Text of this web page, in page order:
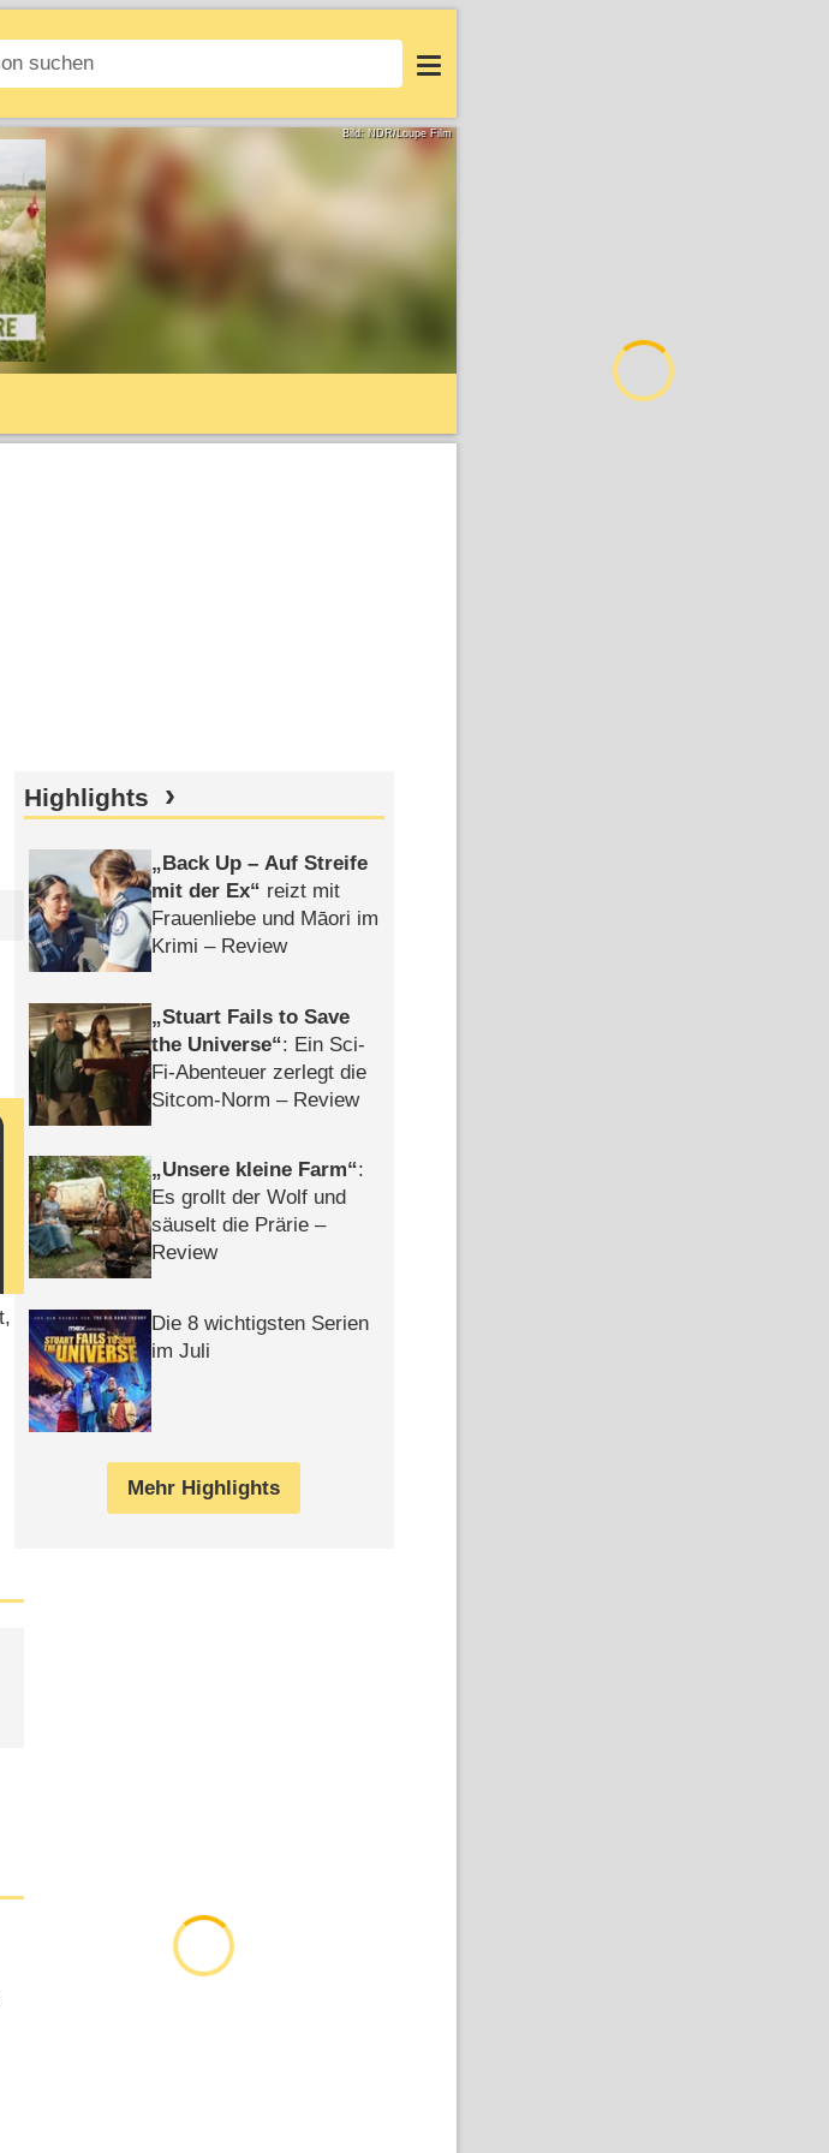
Login
Bild: NDR/Loupe Film
Highlights
Back Up – Auf Streife
mit der Ex
reizt mit
Frauenliebe und Māori im
Krimi – Review
Stuart Fails to Save
the Universe : Ein Sci-
Fi-Abenteuer zerlegt die
Sitcom-Norm – Review
Unsere kleine Farm :
Es grollt der Wolf und
säuselt die Prärie –
Review
Die 8 wichtigsten Serien
im Juli
Mehr Highlights